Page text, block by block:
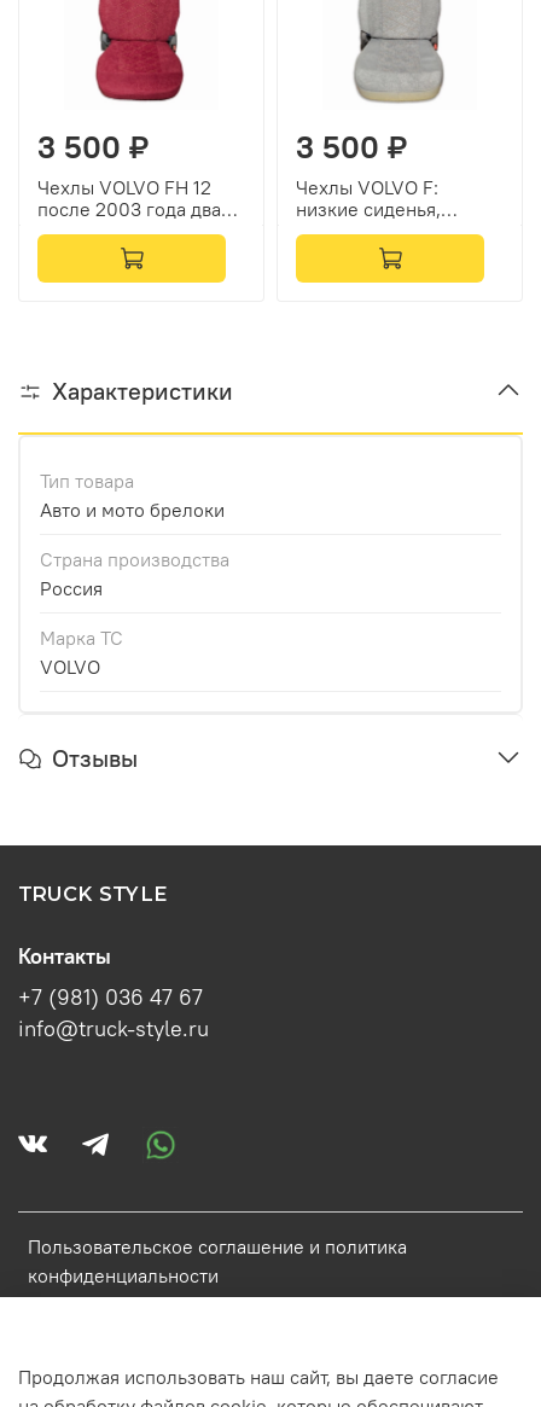
3 500 ₽
Чехлы VOLVO FH 12
после 2003 года два
высоких сиденья
ремни из сидений
(есть вырезы под
3 500 ₽
Чехлы VOLVO F:
низкие сиденья,
подголовники
отдельно (велюр,
серый)
Характеристики
Тип товара
Авто и мото брелоки
Страна производства
Россия
Марка ТС
VOLVO
Отзывы
TRUCK STYLE
Пользовательское соглашение и политика
конфиденциальности
Контакты
+7 (981) 036 47 67
info@truck-style.ru
Продолжая использовать наш сайт, вы даете согласие